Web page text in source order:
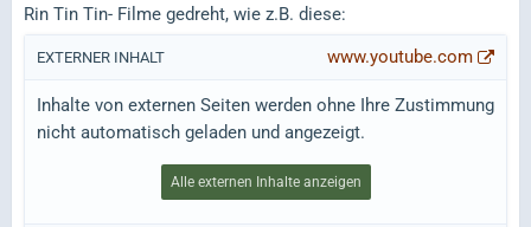
Rin Tin Tin- Filme gedreht, wie z.B. diese:
EXTERNER INHALT www.youtube.com
Inhalte von externen Seiten werden ohne Ihre Zustimmung
nicht automatisch geladen und angezeigt.
Alle externen Inhalte anzeigen